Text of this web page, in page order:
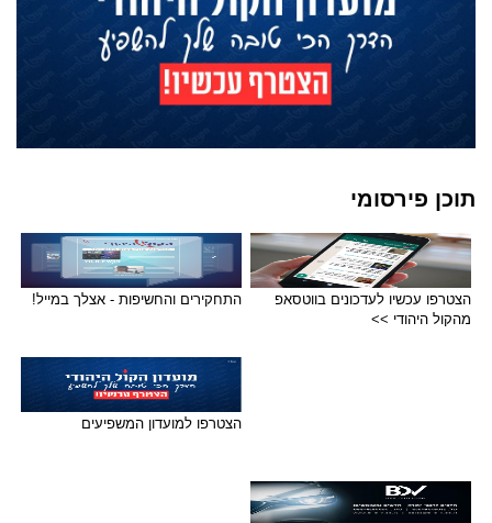
תוכן פירסומי
הצטרפו עכשיו לעדכונים בווטסאפ
מהקול היהודי >>
התחקירים והחשיפות - אצלך במייל!
הצטרפו למועדון המשפיעים